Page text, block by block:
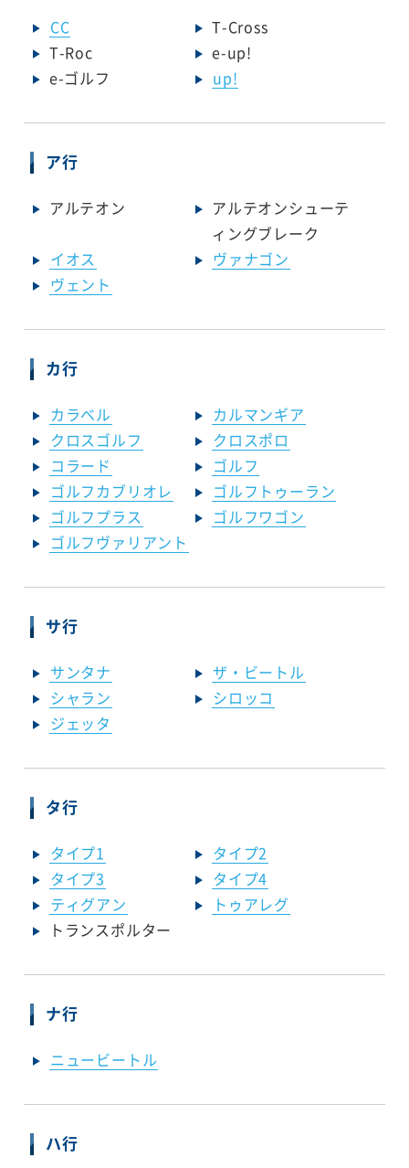
CC
T-Cross
T-Roc
e-up!
e-ゴルフ
up!
ア行
アルテオン
アルテオンシューテ
ィングブレーク
イオス
ヴァナゴン
ヴェント
カ行
カラベル
カルマンギア
クロスゴルフ
クロスポロ
コラード
ゴルフ
ゴルフカブリオレ
ゴルフトゥーラン
ゴルフプラス
ゴルフワゴン
ゴルフヴァリアント
サ行
サンタナ
ザ・ビートル
シャラン
シロッコ
ジェッタ
タ行
タイプ1
タイプ2
タイプ3
タイプ4
ティグアン
トゥアレグ
トランスポルター
ナ行
ニュービートル
ハ行